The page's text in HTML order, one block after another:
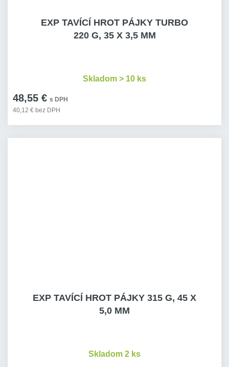
EXP TAVÍCÍ HROT PÁJKY TURBO
220 G, 35 X 3,5 MM
48,55 € s DPH
40,12 € bez DPH
Skladom > 10 ks
EXP TAVÍCÍ HROT PÁJKY 315 G, 45 X
5,0 MM
Skladom 2 ks